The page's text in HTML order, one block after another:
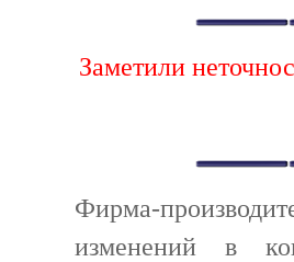
Заметили
Фирма-
изменений в